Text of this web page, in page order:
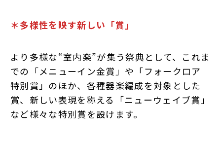
＊多様性を映す新しい「賞」
より多様な“室内楽”が集う祭典として、これま
での「メニューイン金賞」や「フォークロア
特別賞」のほか、各種器楽編成を対象とした
賞、新しい表現を称える「ニューウェイブ賞」
など様々な特別賞を設けます。